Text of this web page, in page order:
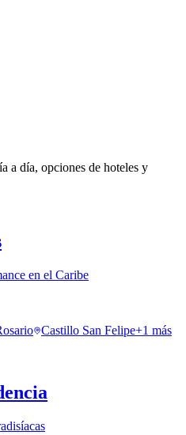
a día, opciones de hoteles y
en el Caribe
Castillo San Felipe+1 más